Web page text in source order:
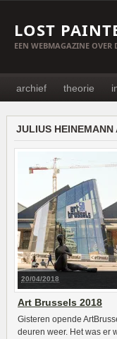
LOST
EEN WEBMAGAZINE OVER
archief theorie
JULIUS HEINEMANN
20/04/2018
Art Brussels 2018
Gisteren opende
deuren weer. Het was er